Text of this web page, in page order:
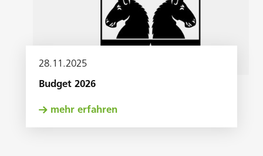
28. 11 .2025
Budget 2026
mehr erfahren